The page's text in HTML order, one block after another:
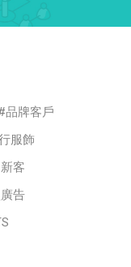
品牌客戶
服飾
客
告